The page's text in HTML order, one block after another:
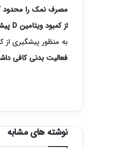
مصرف نمک را محدود
از کمبود ویتامین D پیشگیری کنید
به منظور پیشگیری از کمبود افراد
فعالیت بدنی کافی
نوشته های مشابه